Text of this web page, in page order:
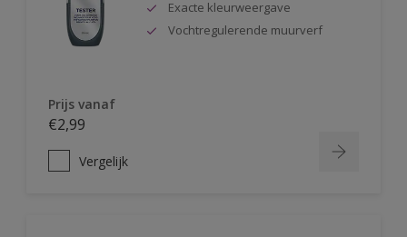
Exacte kleurweergave
Vochtregulerende muurverf
Prijs vanaf
€2,99
Vergelijk